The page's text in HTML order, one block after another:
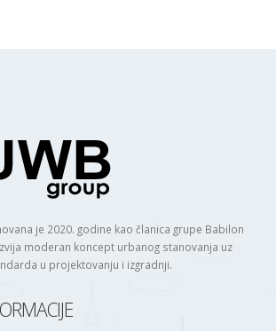
je 2020. godine kao članica grupe Babilon
moderan koncept urbanog stanovanja uz
u projektovanju i izgradnji.